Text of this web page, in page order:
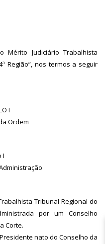
Mérito Judiciário Trabalhista
Região”, nos termos a seguir
I
Ordem
I
Tribunal Regional do
por um Conselho
Corte.
nato do Conselho da